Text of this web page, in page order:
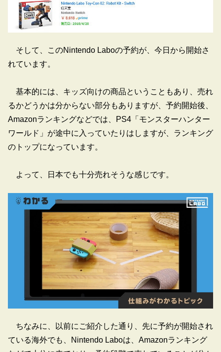
そして、このNintendo Laboの予約が、今日から開始さ
れています。
基本的には、キッズ向けの商品ということもあり、売れ
るかどうかは分からない部分もありますが、予約開始後、
Amazonランキングなどでは、PS4「モンスターハンター
ワールド」が途中に入っていたりはしますが、ランキング
のトップになっています。
よって、日本でも十分売れそうな感じです。
ちなみに、以前にご紹介した通り、先に予約が開始され
ている海外でも、Nintendo Laboは、Amazonランキング